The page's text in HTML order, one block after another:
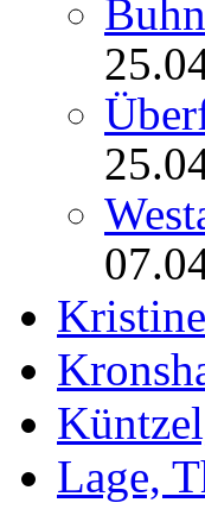
Lage,